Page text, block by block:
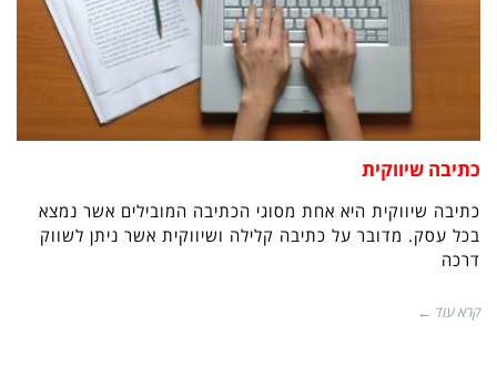
כתיבה שיווקית
כתיבה שיווקית היא אחת מסוגי הכתיבה המובילים אשר נמצא
בכל עסק. מדובר על כתיבה קלילה ושיווקית אשר ניתן לשווק
דרכה
קרא עוד ←